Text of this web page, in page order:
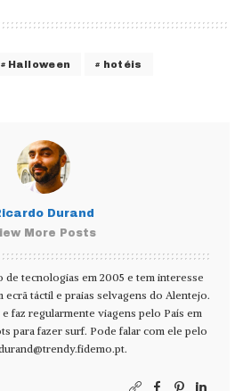
Halloween hotéis
Durand
More Posts
tecnologias em 2005 e tem interesse
ecrã táctil e praias selvagens do Alentejo.
faz regularmente viagens pelo País em
para fazer surf. Pode falar com ele pelo
.